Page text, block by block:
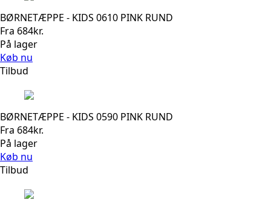
BØRNETÆPPE - KIDS 0610 PINK RUND
Fra 684kr.
På lager
Køb nu
Tilbud
BØRNETÆPPE - KIDS 0590 PINK RUND
Fra 684kr.
På lager
Køb nu
Tilbud